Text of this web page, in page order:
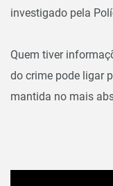
investigado pela
Quem tiver
do crime pode ligar
mantida no mais